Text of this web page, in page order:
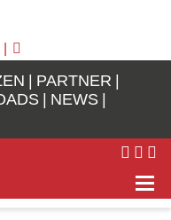
PARTNER
NEWS